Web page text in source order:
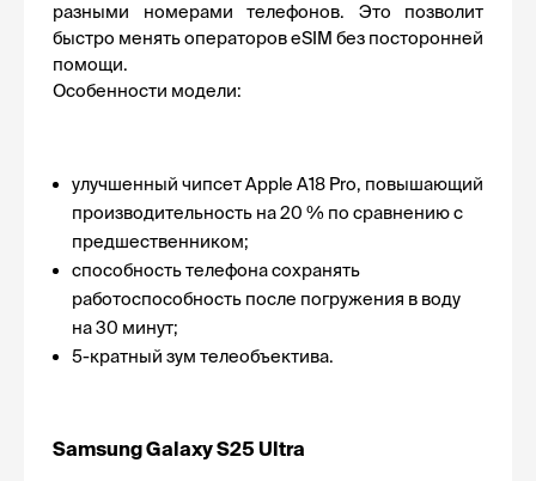
разными номерами телефонов. Это позволит
быстро менять операторов eSIM без посторонней
помощи.
Особенности модели:
улучшенный чипсет Apple A18 Pro, повышающий
производительность на 20 % по сравнению с
предшественником;
способность телефона сохранять
работоспособность после погружения в воду
на 30 минут;
5-кратный зум телеобъектива.
Samsung Galaxy S25 Ultra